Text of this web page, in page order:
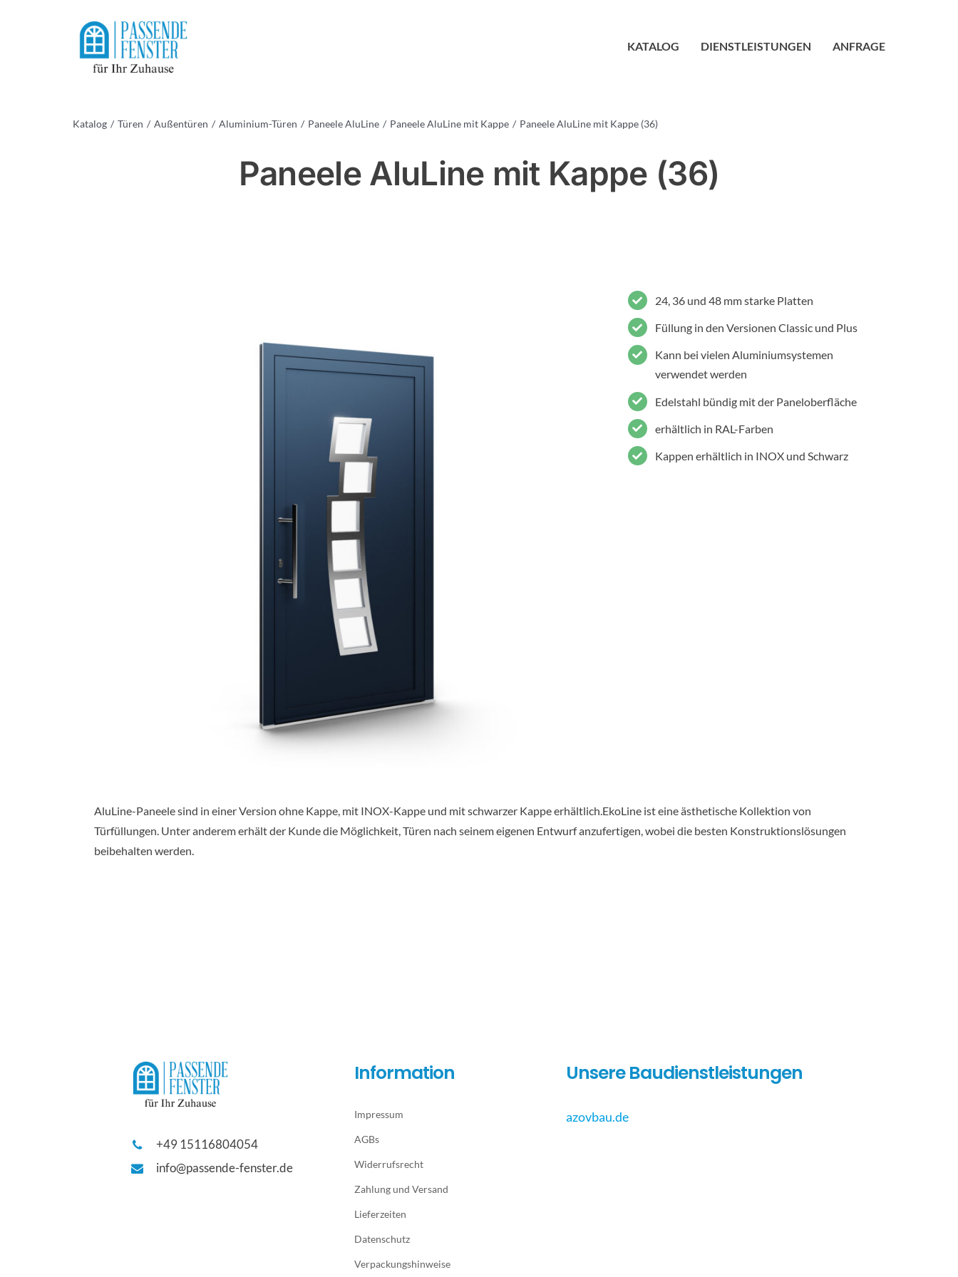
KATALOG DIENSTLEISTUNGEN ANFRAGE
Katalog Türen Außentüren Aluminium-Türen Paneele AluLine Paneele AluLine mit Kappe Paneele AluLine mit Kappe (36)
Paneele AluLine mit Kappe (36)
24, 36 und 48 mm starke Platten
Füllung in den Versionen Classic und Plus
Kann bei vielen Aluminiumsystemen
verwendet werden
Edelstahl bündig mit der Paneloberfläche
erhältlich in RAL-Farben
Kappen erhältlich in INOX und Schwarz
AluLine-Paneele sind in einer Version ohne Kappe, mit INOX-Kappe und mit schwarzer Kappe erhältlich.EkoLine ist eine ästhetische Kollektion von
Türfüllungen. Unter anderem erhält der Kunde die Möglichkeit, Türen nach seinem eigenen Entwurf anzufertigen, wobei die besten Konstruktionslösungen
beibehalten werden.
+49 15116804054
info@passende-fenster.de
Information
Impressum
AGBs
Widerrufsrecht
Zahlung und Versand
Lieferzeiten
Datenschutz
Verpackungshinweise
Unsere Baudienstleistungen
azovbau.de